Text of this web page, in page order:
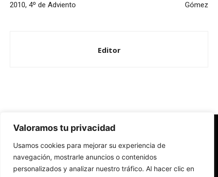
Valoramos tu privacidad
Usamos cookies para mejorar su experiencia de
navegación, mostrarle anuncios o contenidos
personalizados y analizar nuestro tráfico. Al hacer clic en
2010, 4º de Adviento
Gómez
Editor
Redes Cristianas
Una mirada alternativa sobre la Iglesia católica y la sociedad
- Colectivos de Redes Cristianas